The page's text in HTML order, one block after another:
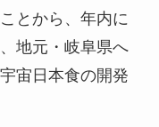
とから、年内に
地元・岐阜県へ
宙日本食の開発